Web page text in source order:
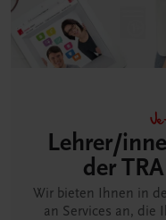
Lehrer/
der
Wir bieten Ihnen in
an Services an, die